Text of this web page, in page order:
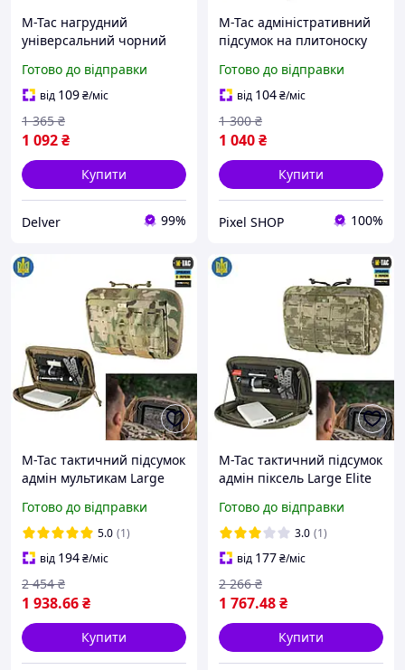
M-Tac нагрудний
універсальний чорний
підсумок з кріпленням на
плитоноску Admin Elite
Black
Готово до відправки
від 109₴/міс
1 092₴
1 365 ₴
Купити
Delver 99%
M-Tac адміністративний
підсумок на плитоноску
Green, Підсумок адмін
Готово до відправки
від 104₴/міс
1 040₴
1 300 ₴
Купити
Pixel SHOP 100%
M-Tac тактичний підсумок
адмін мультикам Large
адміністративний
підсумок для планшета
на плитоноску
Готово до відправки
5.0 (1)
від 194₴/міс
1 938.66₴
2 454 ₴
Купити
M-Tac тактичний підсумок
адмін піксель Large Elite
адміністративний
підсумок для планшета
на плитоноску
Готово до відправки
3.0 (1)
від 177₴/міс
1 767.48₴
2 266 ₴
Купити